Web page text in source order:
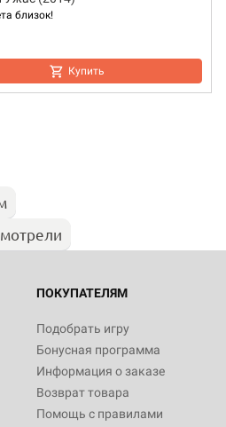
близок!
Купить
ПОКУПАТЕЛЯМ
Подобрать игру
Бонусная программа
Информация о заказе
Возврат товара
Помощь с правилами